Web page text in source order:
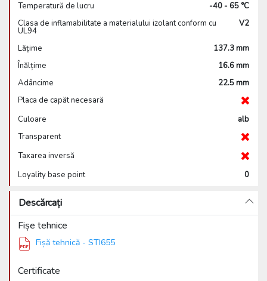
Temperatură de lucru
-40 - 65 °C
Clasa de inflamabilitate a materialului izolant conform cu
UL94
V2
Lățime
137.3 mm
Înălțime
16.6 mm
Adâncime
22.5 mm
Placa de capăt necesară
Culoare
alb
Transparent
Taxarea inversă
Loyality base point
0
Descărcați
Fișe tehnice
Fișă tehnică - STI655
Certificate